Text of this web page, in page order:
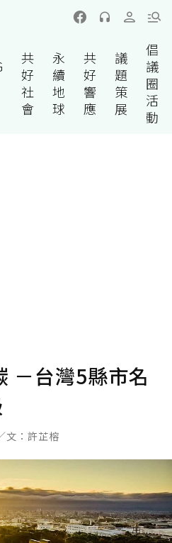
共
好
社
會
永
續
地
球
共
好
響
應
議
題
策
展
倡
議
圈
活
動
－台灣5縣市名
文：許芷榕